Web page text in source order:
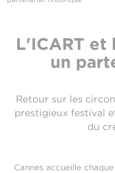
L'ICART et
un
Retour sur les
prestigieux festival
du
Cannes accueille